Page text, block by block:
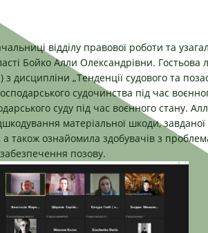
відділу правової роботи та
Бойко Алли Олександрівни. Гостьова
„Тенденції судового та
судочинства під час
суду під час воєнного стану.
матеріальної шкоди, завданої
а також ознайомила здобувачів з
позову.